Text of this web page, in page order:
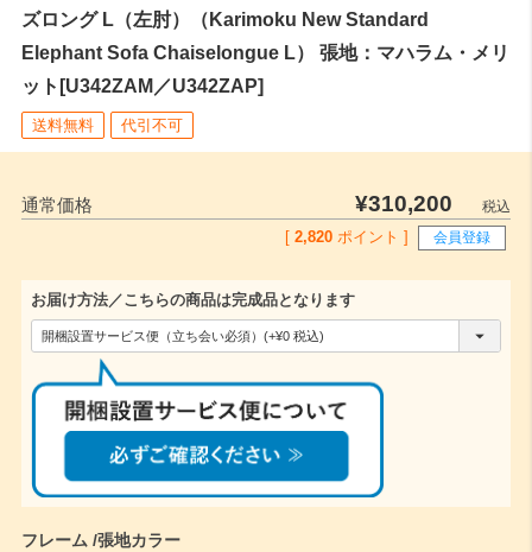
ズロング L（左肘）（Karimoku New Standard
Elephant Sofa Chaiselongue L） 張地：マハラム・メリ
ット[U342ZAM／U342ZAP]
送料無料 代引不可
通常価格 ¥310,200
税込
[ 2,820 ポイント ] 会員登録
お届け方法／こちらの商品は完成品となります
フレーム 張地カラー